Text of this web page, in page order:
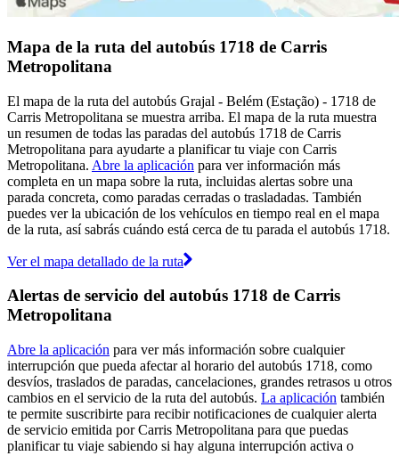
Mapa de la ruta del autobús 1718 de Carris
Metropolitana
El mapa de la ruta del autobús Grajal - Belém (Estação) - 1718 de
Carris Metropolitana se muestra arriba. El mapa de la ruta muestra
un resumen de todas las paradas del autobús 1718 de Carris
Metropolitana para ayudarte a planificar tu viaje con Carris
Metropolitana. Abre la aplicación para ver información más
completa en un mapa sobre la ruta, incluidas alertas sobre una
parada concreta, como paradas cerradas o trasladadas. También
puedes ver la ubicación de los vehículos en tiempo real en el mapa
de la ruta, así sabrás cuándo está cerca de tu parada el autobús 1718.
Ver el mapa detallado de la ruta
Alertas de servicio del autobús 1718 de Carris
Metropolitana
Abre la aplicación para ver más información sobre cualquier
interrupción que pueda afectar al horario del autobús 1718, como
desvíos, traslados de paradas, cancelaciones, grandes retrasos u otros
cambios en el servicio de la ruta del autobús. La aplicación también
te permite suscribirte para recibir notificaciones de cualquier alerta
de servicio emitida por Carris Metropolitana para que puedas
planificar tu viaje sabiendo si hay alguna interrupción activa o